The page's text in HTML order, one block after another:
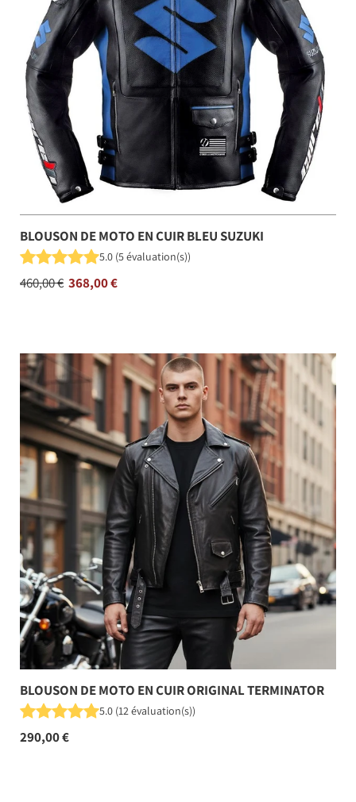
BLOUSON DE MOTO EN CUIR BLEU SUZUKI
5.0 (5évaluation(s))
Prix
460,00 € 368,00 €
BLOUSON DE MOTO EN CUIR ORIGINAL TERMINATOR
5.0 (12évaluation(s))
290,00 €